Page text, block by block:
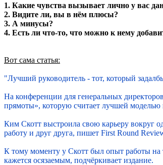
1. Какие чувства вызывает лично у вас
2. Видите ли, вы в нём плюсы?
3. А минусы?
4. Есть ли что-то, что можно к нему
Вот сама статья:
"Лучший руководитель - тот, который
На конференции для генеральных
прямоты», которую считает лучшей моделью
Ким Скотт выстроила свою карьеру вокруг
работу и друг друга, пишет First Round
К тому моменту у Скотт был опыт работы на
кажется осязаемым, подчёркивает издание.